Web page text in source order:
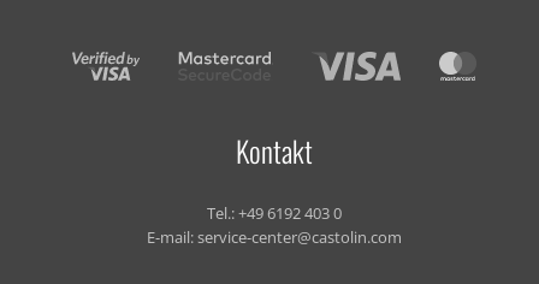
Kontakt
Tel.:+49 6192 403 0
E-mail:service-center@castolin.com